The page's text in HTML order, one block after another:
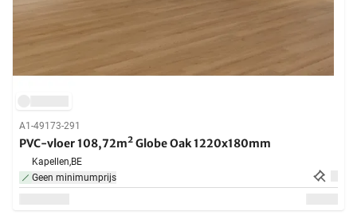
A1-49173-291
PVC-vloer 108,72m² Globe Oak 1220x180mm
Kapellen,BE
Geen minimumprijs